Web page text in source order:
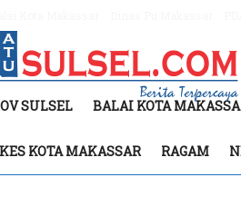
SULSEL BALAI KOTA
KOTA MAKASSAR RAGAM